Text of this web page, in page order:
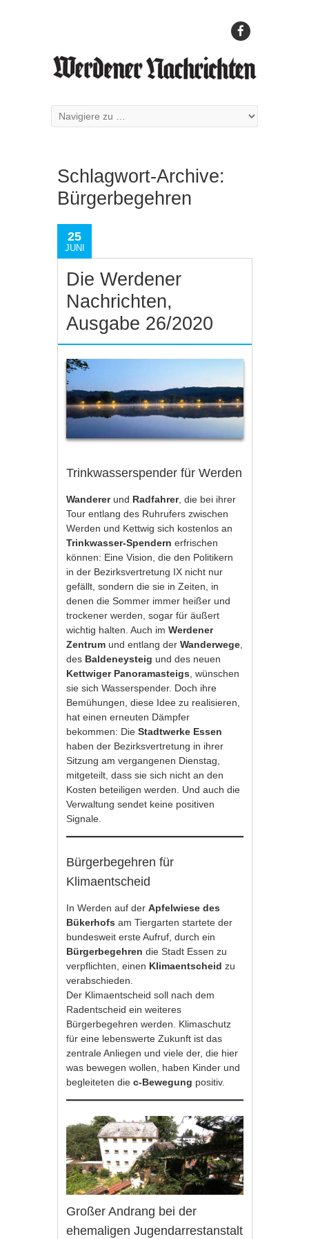
Schlagwort-Archive:
Bürgerbegehren
25
JUNI
Die Werdener
Nachrichten,
Ausgabe 26/2020
Trinkwasserspender für Werden
Wanderer und Radfahrer, die bei ihrer
Tour entlang des Ruhrufers zwischen
Werden und Kettwig sich kostenlos an
Trinkwasser-Spendernerfrischen
können: Eine Vision, die den Politikern
in der Bezirksvertretung IX nicht nur
gefällt, sondern die sie in Zeiten, in
denen die Sommer immer heißer und
trockener werden, sogar für äußert
wichtig halten. Auch imWerdener
Zentrum und entlang derWanderwege
des Baldeneysteig und des neuen
Kettwiger Panoramasteigs , wünschen
sie sich Wasserspender. Doch ihre
Bemühungen, diese Idee zu realisieren,
hat einen erneuten Dämpfer
bekommen: DieStadtwerke Essen
haben der Bezirksvertretung in ihrer
Sitzung am vergangenen Dienstag,
mitgeteilt, dass sie sich nicht an den
Kosten beteiligen werden. Und auch die
Verwaltung sendet keine positiven
Signale.
Bürgerbegehren für
Klimaentscheid
In Werden auf derApfelwiese des
Bükerhofs am Tiergarten startete der
bundesweit erste Aufruf, durch ein
Bürgerbegehrendie Stadt Essen zu
verpflichten, einen Klimaentscheidzu
verabschieden.
Der Klimaentscheid soll nach dem
Radentscheid ein weiteres
Bürgerbegehren werden. Klimaschutz
für eine lebenswerte Zukunft ist das
zentrale Anliegen und viele der, die hier
was bewegen wollen, haben Kinder und
begleiteten diec-Bewegung positiv.
Großer Andrang bei der
ehemaligen Jugendarrestanstalt